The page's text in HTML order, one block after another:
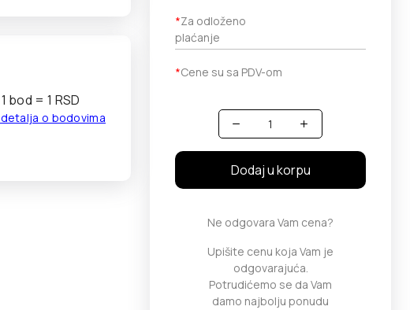
1 bod = 1 RSD
o bodovima
*Za odloženo
plaćanje
*Cene su sa PDV-om
Količina
Dodaj u korpu
Ne odgovara Vam cena?
Upišite cenu koja Vam je
odgovarajuća.
Potrudićemo se da Vam
damo najbolju ponudu